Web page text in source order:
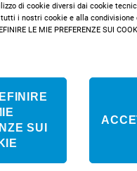
di cookie diversi dai cookie
tutti i nostri cookie e alla
LE MIE PREFERENZE SUI
SUI